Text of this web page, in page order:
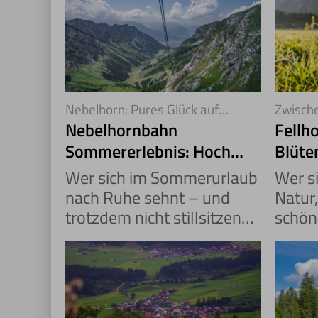
Nebelhorn: Pures Glück auf
2.224 Metern
Nebelhornbahn
Sommererlebnis: Hoch
hinaus in die Alpen
Wer sich im Sommerurlaub
nach Ruhe sehnt – und
trotzdem nicht stillsitzen
kann – findet mit der
Nebelhornbahn genau das
Richtige: Weite, Bewegung,
Natur.
&
Wer
wird
Sie